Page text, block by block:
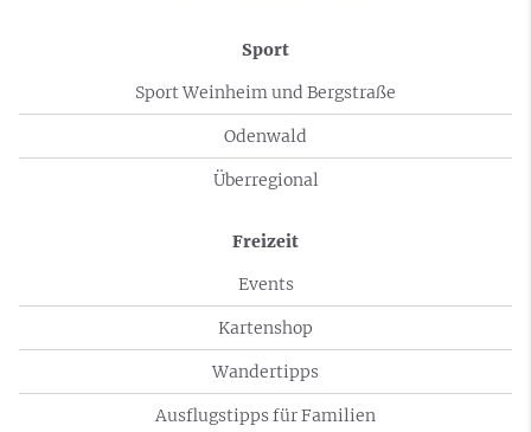
Sport
Sport Weinheim und Bergstraße
Odenwald
Überregional
Freizeit
Events
Kartenshop
Wandertipps
Ausflugstipps für Familien